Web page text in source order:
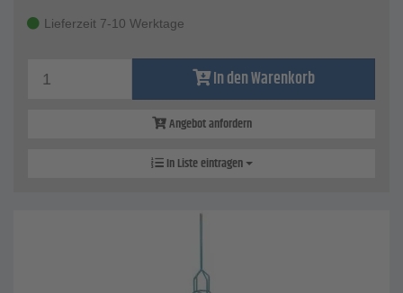
Lieferzeit 7-10 Werktage
In den Warenkorb
Angebot anfordern
In Liste eintragen